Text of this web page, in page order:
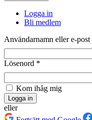
Logga in
Bli medlem
Användarnamn eller e-post
Lösenord *
Kom ihåg mig
Logga in
eller